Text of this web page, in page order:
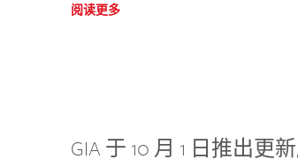
阅读更多
GIA 于 10 月 1 日推出更